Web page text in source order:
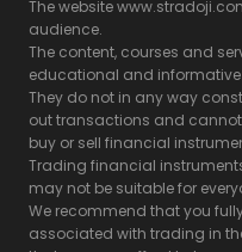
The website
audience.
The content, courses and
educational and informative
They do not in any way
out transactions and
buy or sell financial
Trading financial
may not be suitable for
We recommend that you
associated with trading in